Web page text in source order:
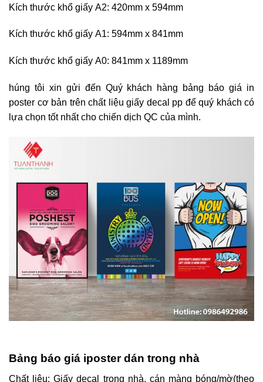
Kích thước khổ giấy A2: 420mm x 594mm
Kích thước khổ giấy A1: 594mm x 841mm
Kích thước khổ giấy A0: 841mm x 1189mm
húng tôi xin gửi đến Quý khách hàng bảng báo giá in
poster cơ bản trên chất liệu giấy decal pp để quý khách có
lựa chọn tốt nhất cho chiến dịch QC của mình.
Bảng báo giá iposter dán trong nhà
Chất liệu: Giấy decal trong nhà, cán màng bóng/mờ(theo